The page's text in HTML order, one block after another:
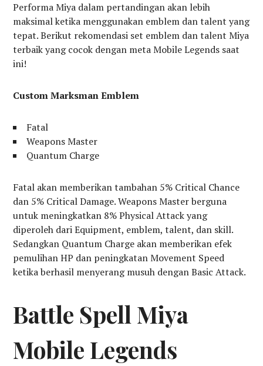
Performa Miya dalam pertandingan akan lebih
maksimal ketika menggunakan emblem dan talent yang
tepat. Berikut rekomendasi set emblem dan talent Miya
terbaik yang cocok dengan meta Mobile Legends saat
ini!
Custom Marksman Emblem
Fatal
Weapons Master
Quantum Charge
Fatal akan memberikan tambahan 5% Critical Chance
dan 5% Critical Damage. Weapons Master berguna
untuk meningkatkan 8% Physical Attack yang
diperoleh dari Equipment, emblem, talent, dan skill.
Sedangkan Quantum Charge akan memberikan efek
pemulihan HP dan peningkatan Movement Speed
ketika berhasil menyerang musuh dengan Basic Attack.
Battle Spell Miya
Mobile Legends